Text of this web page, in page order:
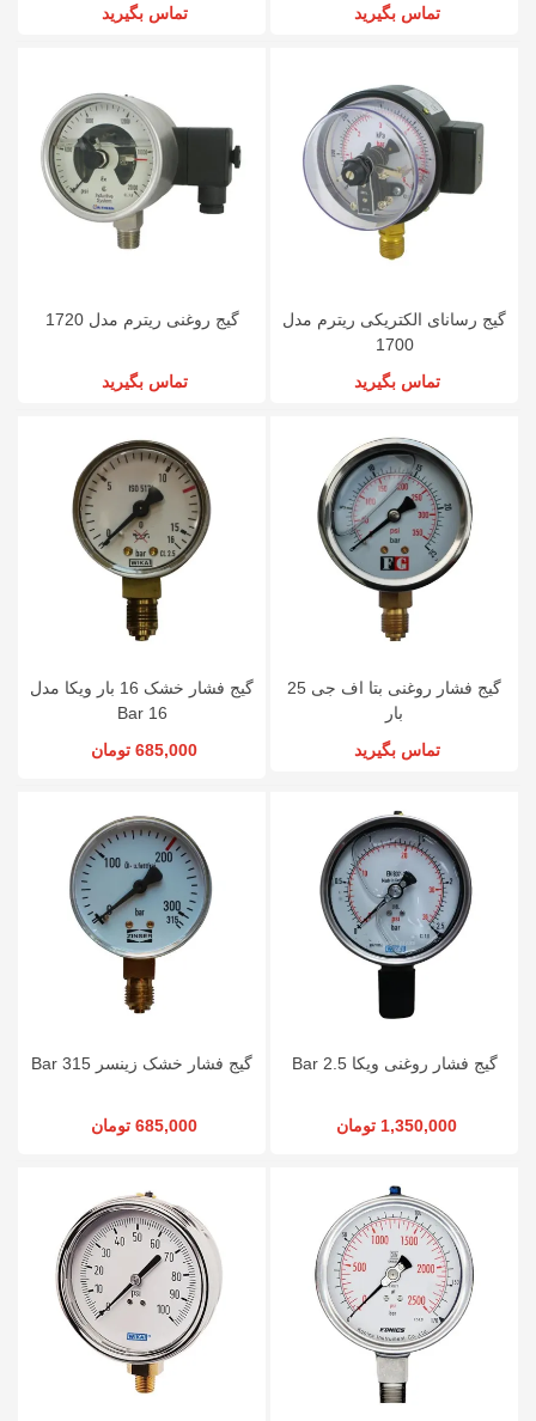
تماس بگیرید تماس بگیرید
گیج رسانای الکتریکی ریترم مدل
1700
تماس بگیرید
گیج روغنی ریترم مدل 1720
تماس بگیرید
گیج فشار روغنی بتا اف جی 25
بار
تماس بگیرید
گیج فشار خشک 16 بار ویکا مدل
16 Bar
685,000 تومان
گیج فشار روغنی ویکا 2.5 Bar
1,350,000 تومان
گیج فشار خشک زینسر 315 Bar
685,000 تومان